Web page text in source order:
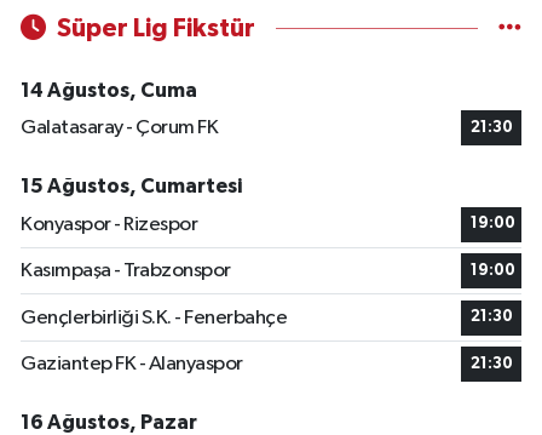
Süper Lig Fikstür
14 Ağustos, Cuma
Galatasaray - Çorum FK
21:30
15 Ağustos, Cumartesi
Konyaspor - Rizespor
19:00
Kasımpaşa - Trabzonspor 19:00
Gençlerbirliği S.K. - Fenerbahçe 21:30
Gaziantep FK - Alanyaspor 21:30
16 Ağustos, Pazar